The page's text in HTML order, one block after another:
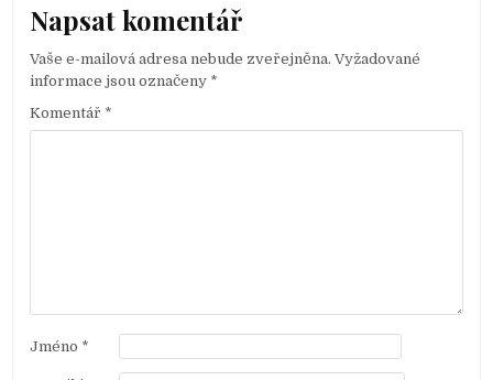
g
Napsat komentář
Vaše e-mailová adresa nebude zveřejněna. Vyžadované
informace jsou označeny *
Komentář *
Jméno *